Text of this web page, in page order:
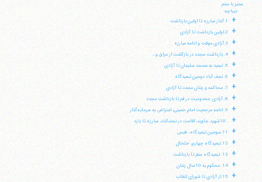
ستیز با ستم
دیباچه:
+ 1.آغاز مبارزه تا اولین بازداشت
+ 2.اولین بازداشت تا آزادی
+ 3.آزادى موقت و ادامه مبارزه
+ 4. بازداشت مجدد در بازگشت از عراق و...
+ 5. تبعید به مسجد سلیمان تا آزادی
+ 6. نجف آباد دومین تبعیدگاه
+ 7. محاکمه و زندان مجدد تا آزادی
+ 8. آزادی، محدودیت در قم تا بازداشت مجدد
+ 9. ادامه مرجعیت امام خمینی، اعتراض به سرمایه‌گذار
+ . 10شهید جاوید، اقامت در نجف‌آباد، مبارزه تا بازد
+ 11.سومین تبعیدگاه، طبس
+ 12.تبعیدگاه چهارم، خلخال
+ 13. تبعیدگاه سقز تا بازداشت
+ 14. محکوم به 10سال زندان
+ 15.از آزادى تا شوراى انقلاب
وب سایت رسمی آیت‌الله منتظری
شماره ٨
تلفن 37740011-25-98+ تا 14